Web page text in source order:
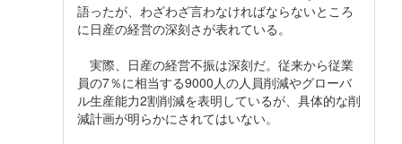
語ったが、わざわざ言わなければならないところ
に日産の経営の深刻さが表れている。
実際、日産の経営不振は深刻だ。従来から従業
員の7％に相当する9000人の人員削減やグローバ
ル生産能力2割削減を表明しているが、具体的な削
減計画が明らかにされてはいない。